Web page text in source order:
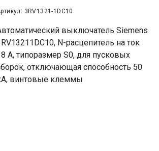
3RV1321-1DC10
выключатель Siemens
N-расцепитель на ток
A, типоразмер S0, для пусковых
отключающая способность 50
винтовые клеммы